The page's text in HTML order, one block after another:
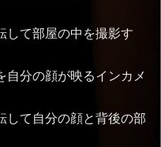
して部屋の中を撮影す
自分の顔が映るインカメ
して自分の顔と背後の部